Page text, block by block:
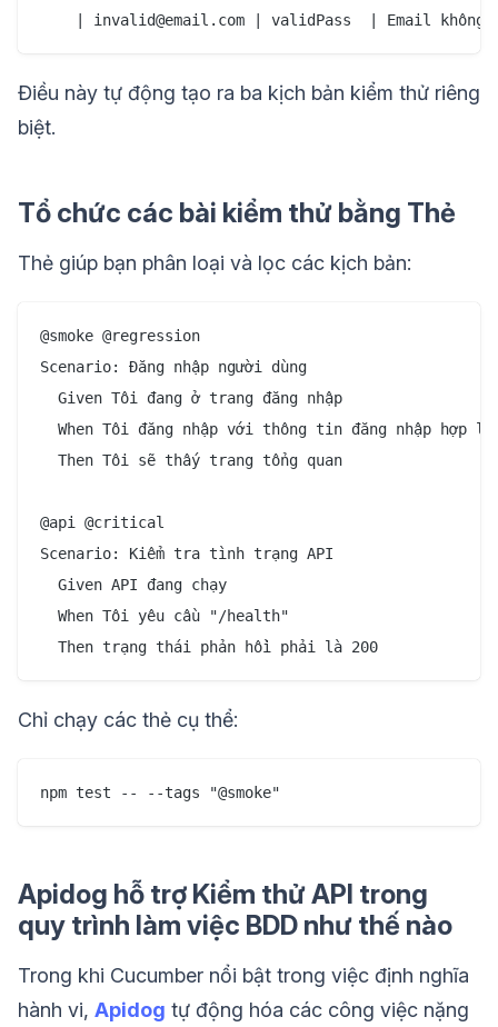
Điều này tự động tạo ra ba kịch bản kiểm thử riêng
biệt.
Tổ chức các bài kiểm thử bằng Thẻ
Thẻ giúp bạn phân loại và lọc các kịch bản:
@smoke @regression
Scenario: Đăng nhập người dùng
  Given Tôi đang ở trang đăng nhập
  When Tôi đăng nhập với thông tin đăng nhập hợp lệ
  Then Tôi sẽ thấy trang tổng quan
@api @critical
Scenario: Kiểm tra tình trạng API
  Given API đang chạy
  When Tôi yêu cầu "/health"
Chỉ chạy các thẻ cụ thể:
Apidog hỗ trợ Kiểm thử API trong
quy trình làm việc BDD như thế nào
Trong khi Cucumber nổi bật trong việc định nghĩa
hành vi, Apidog tự động hóa các công việc nặng